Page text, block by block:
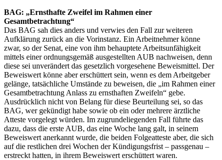
BAG: „Ernsthafte Zweifel im Rahmen einer
Gesamtbetrachtung“
Das BAG sah dies anders und verwies den Fall zur weiteren
Aufklärung zurück an die Vorinstanz. Ein Arbeitnehmer könne
zwar, so der Senat, eine von ihm behauptete Arbeitsunfähigkeit
mittels einer ordnungsgemäß ausgestellten AUB nachweisen, denn
diese sei unverändert das gesetzlich vorgesehene Beweismittel. Der
Beweiswert könne aber erschüttert sein, wenn es dem Arbeitgeber
gelänge, tatsächliche Umstände zu beweisen, die „im Rahmen einer
Gesamtbetrachtung Anlass zu ernsthaften Zweifeln“ gebe.
Ausdrücklich nicht von Belang für diese Beurteilung sei, so das
BAG, wer gekündigt habe sowie ob ein oder mehrere ärztliche
Atteste vorgelegt würden. Im zugrundeliegenden Fall führte das
dazu, dass die erste AUB, das eine Woche lang galt, in seinem
Beweiswert anerkannt wurde, die beiden Folgeatteste aber, die sich
auf die restlichen drei Wochen der Kündigungsfrist – passgenau –
erstreckt hatten, in ihrem Beweiswert erschüttert waren.